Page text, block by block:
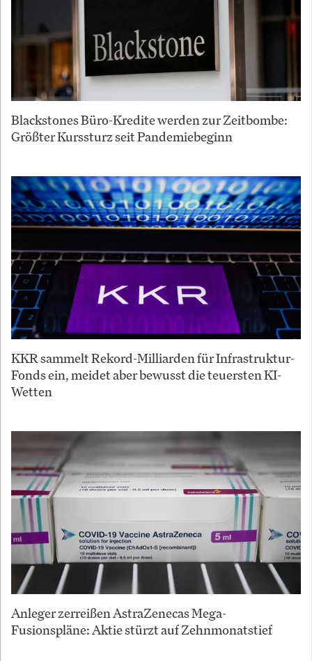
Blackstones Büro-Kredite werden zur Zeitbombe:
Größter Kurssturz seit Pandemiebeginn
KKR sammelt Rekord-Milliarden für Infrastruktur-
Fonds ein, meidet aber bewusst die teuersten KI-
Wetten
Anleger zerreißen AstraZenecas Mega-
Fusionspläne: Aktie stürzt auf Zehnmonatstief